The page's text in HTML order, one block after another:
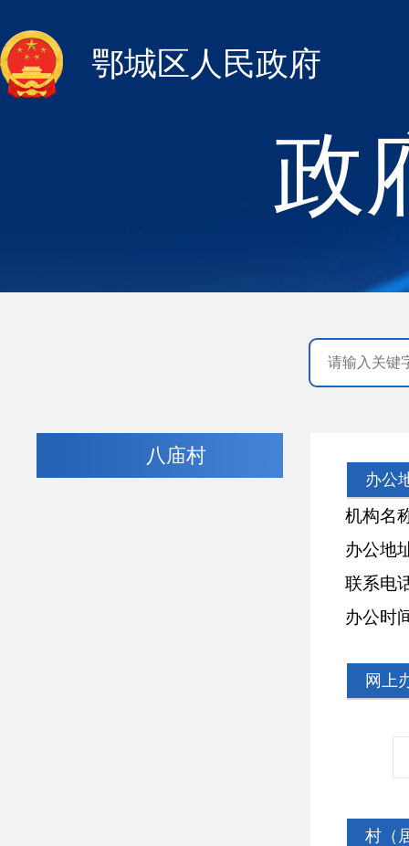
政
鄂城区人民政府
八庙村
办公
机构名称
办公地址
联系电话
办公时间
网上
村（